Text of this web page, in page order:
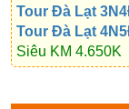
Tour Đà Lạt
Tour Đà Lạt
Siêu KM 4.650K